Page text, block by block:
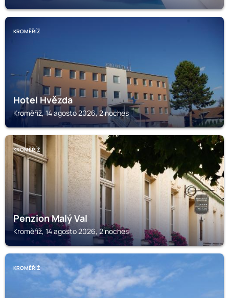
KROMĚŘÍŽ
Hotel Hvězda
Kroměříž, 14 agosto 2026, 2 noches
KROMĚŘÍŽ
Penzion Malý Val
Kroměříž, 14 agosto 2026, 2 noches
KROMĚŘÍŽ